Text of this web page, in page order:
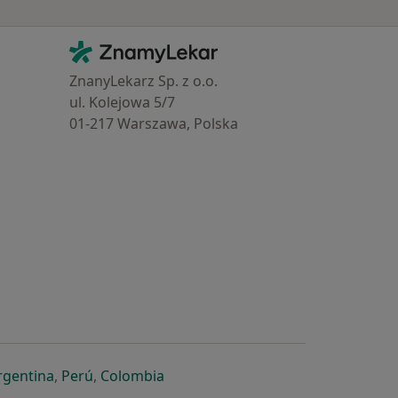
Kontakt
ZnamyLekar - Hlavní stránka
ZnanyLekarz Sp. z o.o.
ul. Kolejowa 5/7
01-217 Warszawa, Polska
záložce
nové záložce
v nové záložce
se otevře v nové záložce
, Perúse otevře v nové záložce
, Colombiase otevře v nové záložce